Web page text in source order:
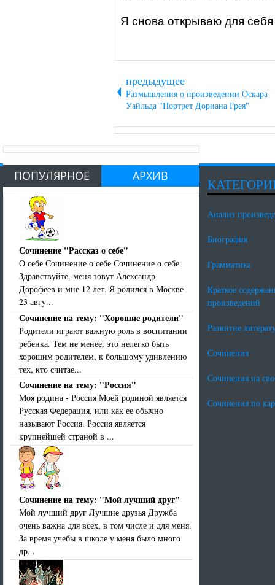
Я снова открываю для
предыдущее
Размышления о произведении Оскара
Уайльда "Портрет Дориана Грея"
ПОПУЛЯРНОЕ АРХИВ
Сочинение "Рассказ о себе"
О себе Сочинение о себе Сочинение о себе
Здравствуйте, меня зовут Александр
Дорофеев и мне 12 лет. Я родился в Москве
23 авгу...
Сочинение на тему: "Хорошие родители"
Родители играют важную роль в воспитании
ребенка. Тем не менее, это нелегко быть
хорошим родителем, к большому удивлению
тех, кто считае...
Сочинение на тему: "Россия"
Моя родина - Россия Моей родиной является
Русская Федерация, или как ее обычно
называют Россия. Россия является
крупнейшей страной в ...
Сочинение на тему: "Мой лучший друг"
Мой лучший друг Лучшие друзья Дружба
очень важна для всех, в том числе и для меня.
За время учебы в школе у меня было много
др...
Анализ
Биография
Грамматика
Краткое
произведений
Развитие
Сочинения
Сочинения на
Сочинения по